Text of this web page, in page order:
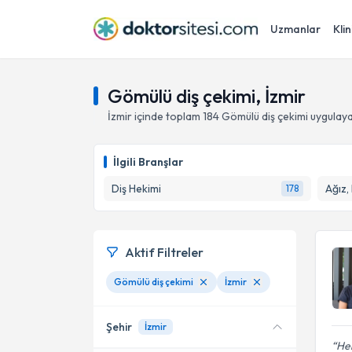
Uzmanlar
Gömülü diş çekimi, İzmir
İzmiriçinde toplam 184Gömülü diş çekimi
İlgili Branşlar
Diş Hekimi
178
Aktif Filtreler
Gömülü diş çekimi İzmir
Şehir İzmir